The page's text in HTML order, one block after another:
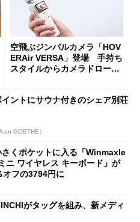
空飛ぶジンバルカメラ「HOV
ERAir VERSA」登場 手持ち
スタイルからカメラドローン
ントにサウナ付きのシェア別荘
on GOETHE）
さくポケットに入る「Winmaxle
ニ ワイヤレス キーボード」が
オフの3794円に
がタッグを組み、新メディ